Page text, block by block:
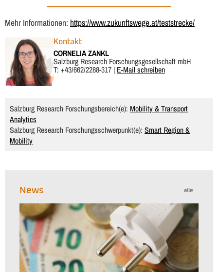
Mehr Informationen: https://www.zukunftswege.at/teststrecke/
Kontakt
CORNELIA ZANKL
Salzburg Research Forschungsgesellschaft mbH
T: +43/662/2288-317 | E-Mail schreiben
Salzburg Research Forschungsbereich(e): Mobility & Transport
Analytics
Salzburg Research Forschungsschwerpunkt(e): Smart Region &
Mobility
alle
News